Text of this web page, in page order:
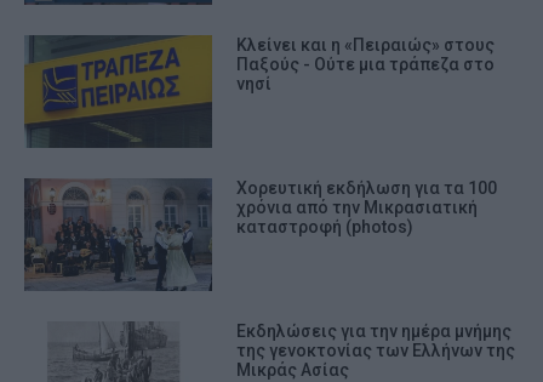
Κλείνει και η «Πειραιώς» στους
Παξούς - Ούτε μια τράπεζα στο
νησί
Χορευτική εκδήλωση για τα 100
χρόνια από την Μικρασιατική
καταστροφή (photos)
Εκδηλώσεις για την ημέρα μνήμης
της γενοκτονίας των Ελλήνων της
Μικράς Ασίας